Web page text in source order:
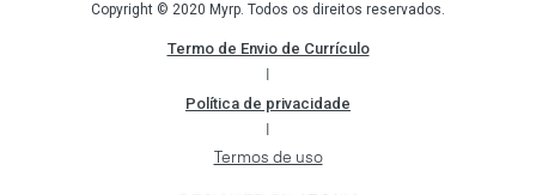
Copyright © 2020 Myrp. Todos os direitos reservados.
Termo de Envio de Currículo
Política de privacidade
Termos de uso